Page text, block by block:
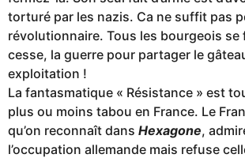
torturé par les nazis. Ca ne suffit pas
révolutionnaire. Tous les bourgeois se
cesse, la guerre pour partager le
exploitation !
La fantasmatique « Résistance » est
plus ou moins tabou en France. Le
qu’on reconnaît dans Hexagone,
l’occupation allemande mais refuse